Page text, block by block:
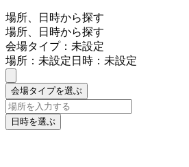
場所、日時から探す
場所、日時から探す
会場タイプ：未設定
場所：未設定日時：未設定
会場タイプを選ぶ
日時を選ぶ